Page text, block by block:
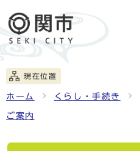
現在位置
ホーム くらし・手続き
ご案内